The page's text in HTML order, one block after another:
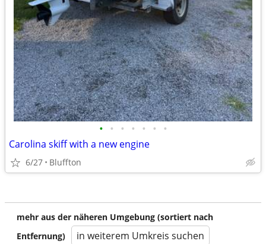
• • • • • • •
Carolina skiff with a new engine
6/27 Bluffton
mehr aus der näheren Umgebung (sortiert nach
Entfernung)
in weiterem Umkreis suchen